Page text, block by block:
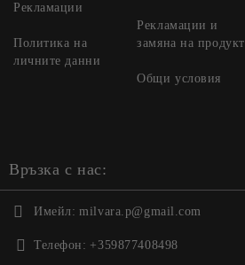
Рекламации
Политика на
личните данни
Рекламации и
замяна на продукт
Общи условия
Връзка с нас:
Имейл: milvara.p@gmail.com
Телефон: +359877408498